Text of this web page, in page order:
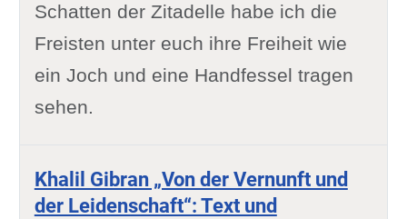
Schatten der Zitadelle habe ich die
Freisten unter euch ihre Freiheit wie
ein Joch und eine Handfessel tragen
sehen.
Khalil Gibran „Von der Vernunft und
der Leidenschaft“: Text und